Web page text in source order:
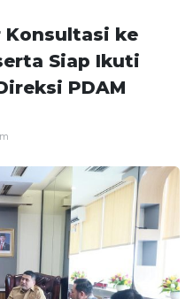
Konsultasi ke
Siap Ikuti
PDAM